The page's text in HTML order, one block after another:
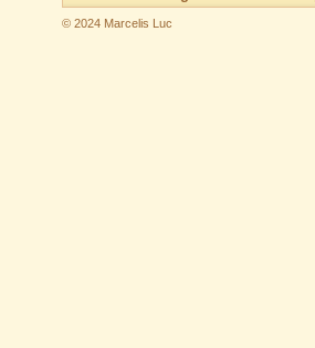
© 2024 Marcelis Luc